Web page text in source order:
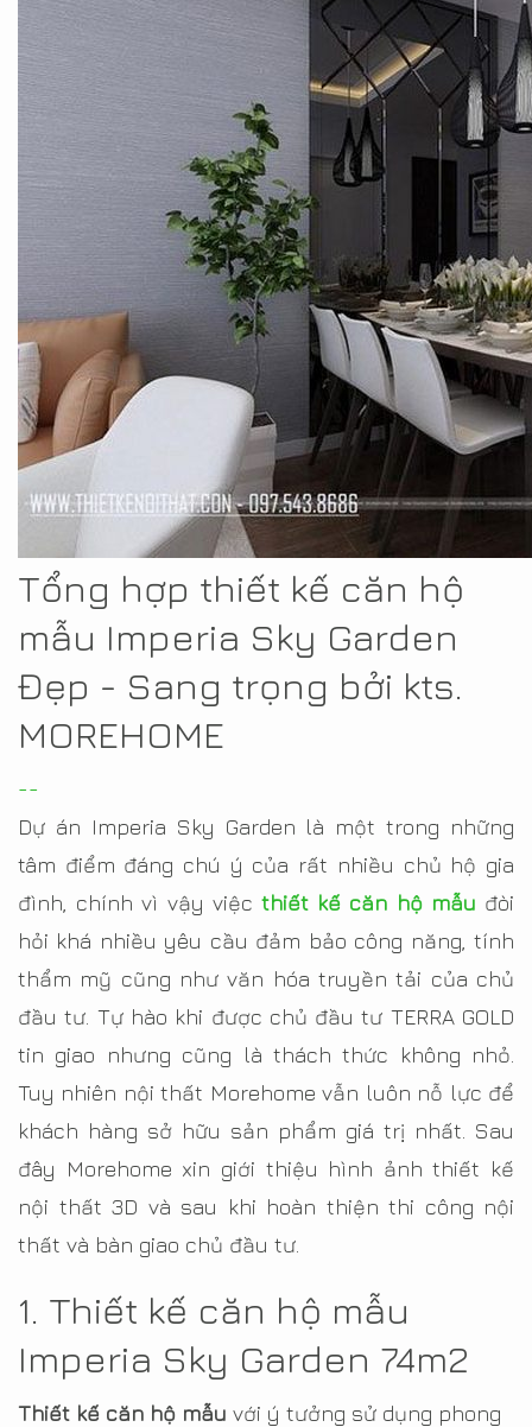
Tổng hợp thiết kế căn hộ
mẫu Imperia Sky Garden
Đẹp - Sang trọng bởi kts.
MOREHOME
--
Dự án Imperia Sky Garden là một trong những
tâm điểm đáng chú ý của rất nhiều chủ hộ gia
đình, chính vì vậy việc thiết kế căn hộ mẫu đòi
hỏi khá nhiều yêu cầu đảm bảo công năng, tính
thẩm mỹ cũng như văn hóa truyền tải của chủ
đầu tư. Tự hào khi được chủ đầu tư TERRA GOLD
tin giao nhưng cũng là thách thức không nhỏ.
Tuy nhiên nội thất Morehome vẫn luôn nỗ lực để
khách hàng sở hữu sản phẩm giá trị nhất. Sau
đây Morehome xin giới thiệu hình ảnh thiết kế
nội thất 3D và sau khi hoàn thiện thi công nội
thất và bàn giao chủ đầu tư.
1. Thiết kế căn hộ mẫu
Imperia Sky Garden 74m2
Thiết kế căn hộ mẫu với ý tưởng sử dụng phong